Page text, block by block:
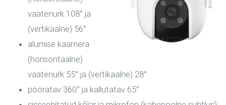
vaatenurk 108° ja
(vertikaalne) 56°
alumise kaamera
(horisontaalne)
vaatenurk 55° ja (vertikaalne) 28°
pööratav 360° ja kallutatav 65°